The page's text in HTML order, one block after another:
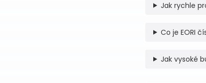
Jak rychle
Co je EORI
Jak vysoké